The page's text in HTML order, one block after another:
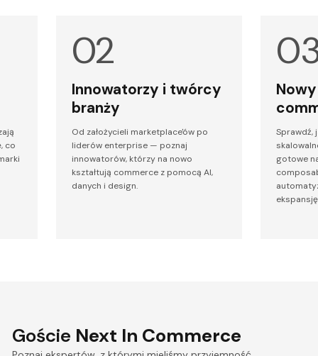
co
Innowatorzy i twórcy
branży
Od założycieli marketplace'ów po
liderów enterprise — poznaj
innowatorów, którzy na nowo
kształtują commerce z pomocą AI,
danych i design.
Sprawdź,
gotowe
Goście Next In Commerce